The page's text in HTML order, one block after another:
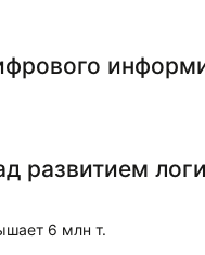
развитием
6 млн т.